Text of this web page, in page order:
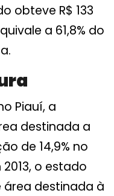
obteve R$ 133
a 61,8% do
Piauí, a
destinada a
de 14,9% no
o estado
área destinada à